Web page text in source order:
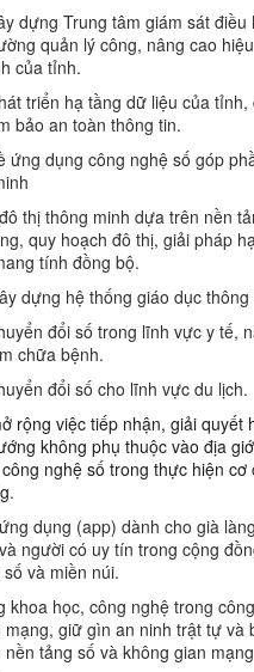
dựng Trung tâm giám sát điều
quản lý công, nâng cao
của tỉnh.
triển hạ tầng dữ liệu của
bảo an toàn thông tin.
ứng dụng công nghệ số góp
thị thông minh dựa trên nền
quy hoạch đô thị, giải pháp
tính đồng bộ.
dựng hệ thống giáo dục thông
đổi số trong lĩnh vực y tế,
chữa bệnh.
đổi số cho lĩnh vực du lịch.
rộng việc tiếp nhận, giải quyết
không phụ thuộc vào địa
nghệ số trong thực hiện
.
dụng (app) dành cho già
người có uy tín trong cộng
và miền núi.
khoa học, công nghệ trong
mạng, giữ gìn an ninh trật tự và
tảng số và không gian